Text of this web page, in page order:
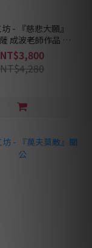
- 『慈悲大願』
成波老師作品 地
藏王
NT$3,800
NT$4,280